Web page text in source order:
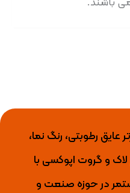
عایق رطوبتی، رنگ نما،
لاک و گروت اپوکسی با
مستمر در حوزه صنعت و